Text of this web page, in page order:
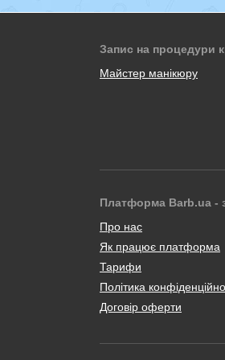
Запис на процедури
Майстер манікюру
Платформа Barb.ua -
Про нас
Як працює платформа
Тарифи
Політика
Договір оферти